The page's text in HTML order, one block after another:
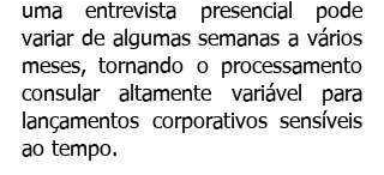
uma entrevista presencial pode
variar de algumas semanas a vários
meses, tornando o processamento
consular altamente variável para
lançamentos corporativos sensíveis
ao tempo.